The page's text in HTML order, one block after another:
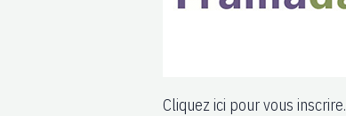
Cliquez ici pour vous inscrire.